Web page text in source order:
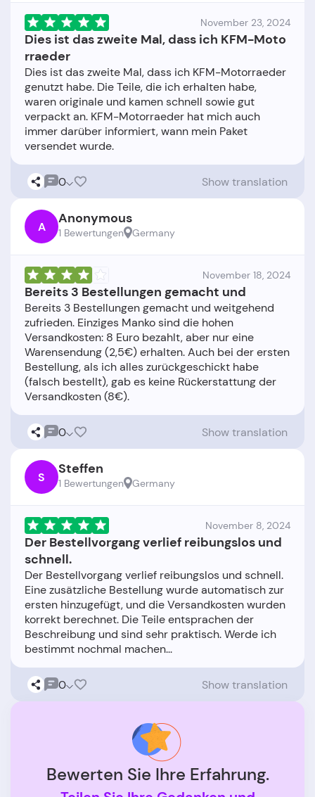
November 23, 2024
Dies ist das zweite Mal, dass ich KFM-Moto
rraeder
Dies ist das zweite Mal, dass ich KFM-Motorraeder
genutzt habe. Die Teile, die ich erhalten habe,
waren originale und kamen schnell sowie gut
verpackt an. KFM-Motorraeder hat mich auch
immer darüber informiert, wann mein Paket
0 Show translation
A Anonymous
1 Bewertungen Germany
November 18, 2024
Bereits 3 Bestellungen gemacht und
Bereits 3 Bestellungen gemacht und weitgehend
zufrieden. Einziges Manko sind die hohen
Versandkosten: 8 Euro bezahlt, aber nur eine
Warensendung (2,5€) erhalten. Auch bei der ersten
Bestellung, als ich alles zurückgeschickt habe
(falsch bestellt), gab es keine Rückerstattung der
0 Show translation
S Steffen
1 Bewertungen Germany
November 8, 2024
Der Bestellvorgang verlief reibungslos und
schnell.
Der Bestellvorgang verlief reibungslos und schnell.
Eine zusätzliche Bestellung wurde automatisch zur
ersten hinzugefügt, und die Versandkosten wurden
korrekt berechnet. Die Teile entsprachen der
Beschreibung und sind sehr praktisch. Werde ich
0 Show translation
Bewerten Sie Ihre Erfahrung.